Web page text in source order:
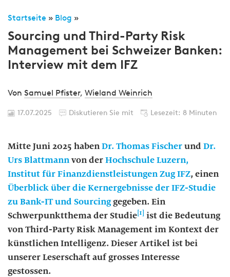
Startseite » Blog »
Sourcing und Third-Party Risk
Management bei Schweizer Banken:
Interview mit dem IFZ
Von Samuel Pfister, Wieland Weinrich
17.07.2025 Diskutieren Sie mit Lesezeit: 8 Minuten
Mitte Juni 2025 habenDr. Thomas Fischerund Dr.
Urs Blattmannvon derHochschule Luzern,
Institut für Finanzdienstleistungen Zug IFZ, einen
Überblick über die Kernergebnisse der IFZ-Studie
zu Bank-IT und Sourcinggegeben. Ein
Schwerpunktthema der Studie[1] ist die Bedeutung
von Third-Party Risk Management im Kontext der
künstlichen Intelligenz. Dieser Artikel ist bei
unserer Leserschaft auf grosses Interesse
gestossen.